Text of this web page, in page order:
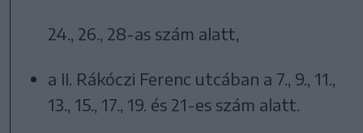
24., 26., 28-as szám alatt,
a II. Rákóczi Ferenc utcában a 7., 9., 11.,
13., 15., 17., 19. és 21-es szám alatt.